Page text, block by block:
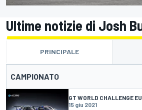
Ultime notizie di Josh
PRINCIPALE
CAMPIONATO
GT WORLD CHALLENGE
15 giu 2021